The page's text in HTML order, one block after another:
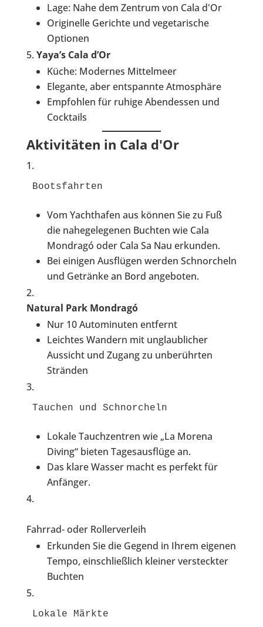
Lage: Nahe dem Zentrum von Cala d'Or
Originelle Gerichte und vegetarische
Optionen
Yaya’s Cala d’Or
Küche: Modernes Mittelmeer
Elegante, aber entspannte Atmosphäre
Empfohlen für ruhige Abendessen und
Cocktails
Aktivitäten in Cala d'Or
Bootsfahrten
Vom Yachthafen aus können Sie zu Fuß
die nahegelegenen Buchten wie Cala
Mondragó oder Cala Sa Nau erkunden.
Bei einigen Ausflügen werden Schnorcheln
und Getränke an Bord angeboten.
Natural Park Mondragó
Nur 10 Autominuten entfernt
Leichtes Wandern mit unglaublicher
Aussicht und Zugang zu unberührten
Stränden
Tauchen und Schnorcheln
Lokale Tauchzentren wie „La Morena
Diving“ bieten Tagesausflüge an.
Das klare Wasser macht es perfekt für
Anfänger.
Fahrrad- oder Rollerverleih
Erkunden Sie die Gegend in Ihrem eigenen
Tempo, einschließlich kleiner versteckter
Buchten
Lokale Märkte